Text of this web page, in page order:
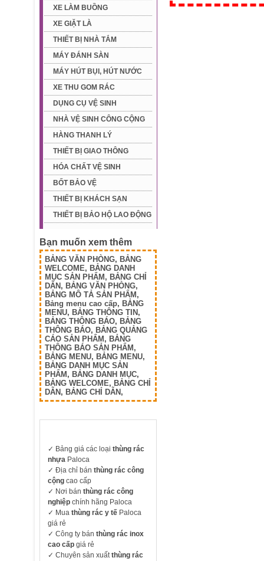
XE LÀM BUỒNG
XE GIẶT LÀ
THIẾT BỊ NHÀ TẮM
MÁY ĐÁNH SÀN
MÁY HÚT BỤI, HÚT NƯỚC
XE THU GOM RÁC
DỤNG CỤ VỆ SINH
NHÀ VỆ SINH CÔNG CỘNG
HÀNG THANH LÝ
THIẾT BỊ GIAO THÔNG
HÓA CHẤT VỆ SINH
BỐT BẢO VỆ
THIẾT BỊ KHÁCH SẠN
THIẾT BỊ BẢO HỘ LAO ĐỘNG
Bạn muốn xem thêm
BẢNG VĂN PHÒNG, BẢNG
WELCOME, BẢNG DANH
MỤC SẢN PHẨM , BẢNG CHỈ
DẪN , BẢNG VĂN PHÒNG,
BẢNG MÔ TẢ SẢN PHẨM ,
Bảng menu cao cấp, BẢNG
MENU, BẢNG THÔNG TIN ,
BẢNG THÔNG BÁO, BẢNG
THÔNG BÁO, BẢNG QUẢNG
CÁO SẢN PHẨM , BẢNG
THÔNG BÁO SẢN PHẨM ,
BẢNG MENU, BẢNG MENU,
BẢNG DANH MỤC SẢN
PHẨM , BẢNG DANH MỤC,
BẢNG WELCOME, BẢNG CHỈ
DẪN , BẢNG CHỈ DẪN ,
✓ Bảng giá các loại thùng rác
nhựa Paloca
✓ Địa chỉ bán thùng rác công
cộng cao cấp
✓ Nơi bán thùng rác công
nghiệp chính hãng Paloca
✓ Mua thùng rác y tế Paloca
giá rẻ
✓ Công ty bán thùng rác inox
cao cấp giá rẻ
✓ Chuyên sản xuấtthùng rác